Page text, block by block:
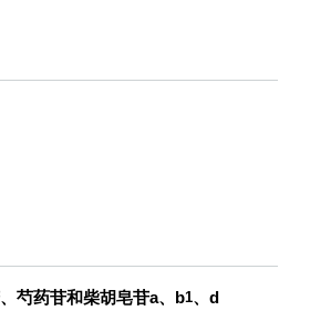
芍药苷和柴胡皂苷a、b1、d